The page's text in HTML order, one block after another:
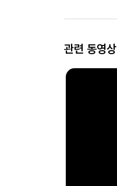
관련 동영상